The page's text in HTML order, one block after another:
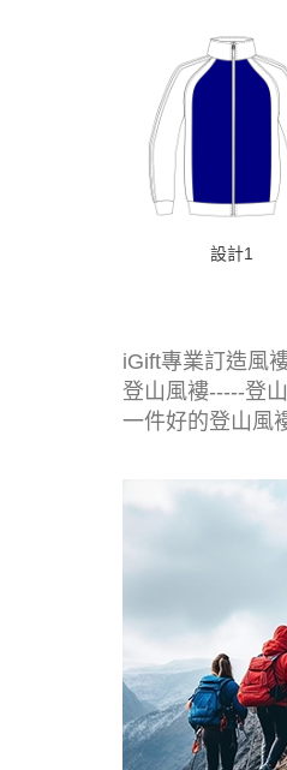
設計1
iGift專業訂造風
登山風褸-----登
一件好的登山風